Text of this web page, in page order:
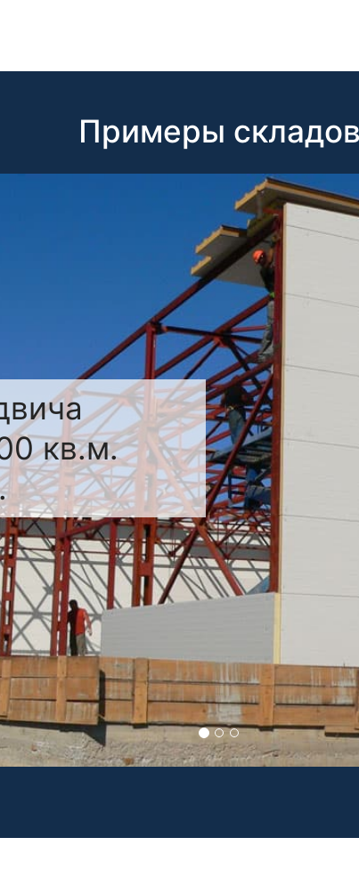
Примеры складов
кв.м.